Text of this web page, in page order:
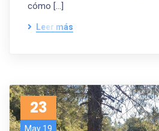
cómo […]
Leer más
23
May 19